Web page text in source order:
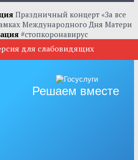
Праздничный концерт «За все
Международного Дня Матери
#стопкоронавирус
для слабовидящих
Решаем вместе